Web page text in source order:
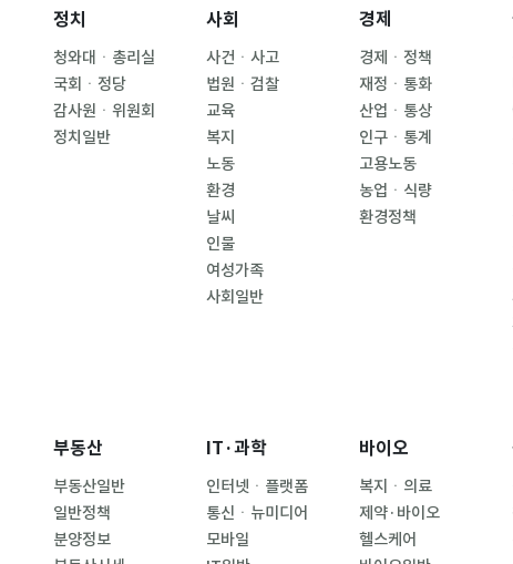
정치
청와대ㆍ총리실
국회ㆍ정당
감사원ㆍ위원회
정치일반
사회
사건ㆍ사고
법원ㆍ검찰
교육
복지
노동
환경
날씨
인물
여성가족
사회일반
경제
경제ㆍ정책
재정ㆍ통화
산업ㆍ통상
인구ㆍ통계
고용노동
농업ㆍ식량
환경정책
부동산
부동산일반
일반정책
분양정보
IT·과학
인터넷ㆍ플랫폼
통신ㆍ뉴미디어
모바일
바이오
복지ㆍ의료
제약·바이오
헬스케어